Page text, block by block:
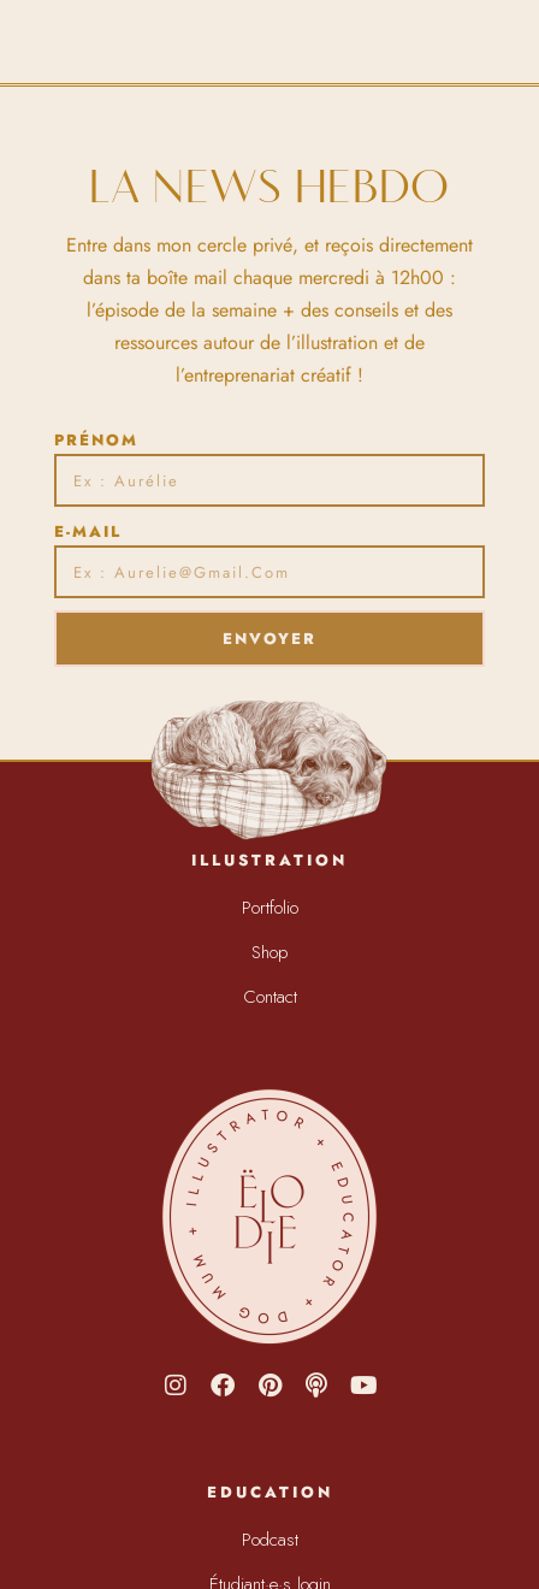
LA NEWS HEBDO
Entre dans mon cercle privé, et reçois directement
dans ta boîte mail chaque mercredi à 12h00 :
l’épisode de la semaine + des conseils et des
ressources autour de l’illustration et de
l’entreprenariat créatif !
PRÉNOM
E-MAIL
ENVOYER
ILLUSTRATION
Portfolio
Shop
Contact
EDUCATION
Podcast
Étudiant·e·s login